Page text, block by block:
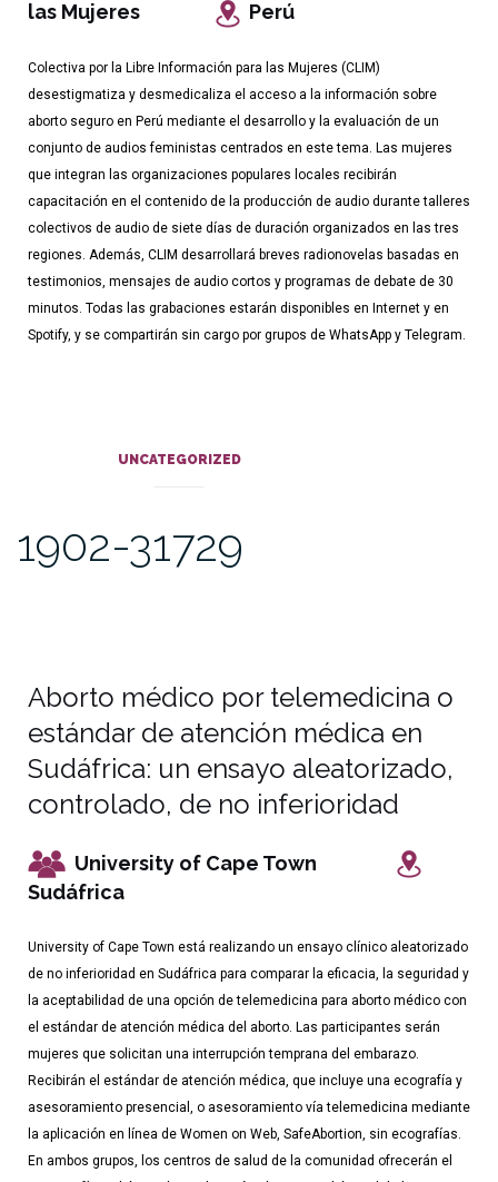
las Mujeres
Perú
Colectiva por la Libre Información para las Mujeres (CLIM)
desestigmatiza y desmedicaliza el acceso a la información sobre
aborto seguro en Perú mediante el desarrollo y la evaluación de un
conjunto de audios feministas centrados en este tema. Las mujeres
que integran las organizaciones populares locales recibirán
capacitación en el contenido de la producción de audio durante talleres
colectivos de audio de siete días de duración organizados en las tres
regiones. Además, CLIM desarrollará breves radionovelas basadas en
testimonios, mensajes de audio cortos y programas de debate de 30
minutos. Todas las grabaciones estarán disponibles en Internet y en
Spotify, y se compartirán sin cargo por grupos de WhatsApp y Telegram.
UNCATEGORIZED
1902-31729
Aborto médico por telemedicina o
estándar de atención médica en
Sudáfrica: un ensayo aleatorizado,
controlado, de no inferioridad
University of Cape Town
Sudáfrica
University of Cape Town está realizando un ensayo clínico aleatorizado
de no inferioridad en Sudáfrica para comparar la eficacia, la seguridad y
la aceptabilidad de una opción de telemedicina para aborto médico con
el estándar de atención médica del aborto. Las participantes serán
mujeres que solicitan una interrupción temprana del embarazo.
Recibirán el estándar de atención médica, que incluye una ecografía y
asesoramiento presencial, o asesoramiento vía telemedicina mediante
la aplicación en línea de Women on Web, SafeAbortion, sin ecografías.
En ambos grupos, los centros de salud de la comunidad ofrecerán el